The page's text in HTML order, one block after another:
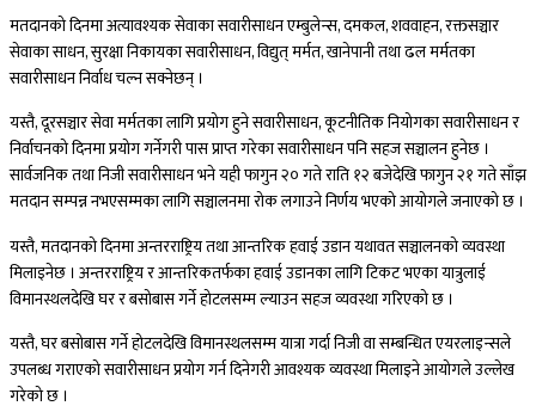
मतदानको दिनमा अत्यावश्यक सेवाका सवारीसाधन एम्बुलेन्स, दमकल, शववाहन, रक्तसञ्चार
सेवाका साधन, सुरक्षा निकायका सवारीसाधन, विद्युत् मर्मत, खानेपानी तथा ढल मर्मतका
सवारीसाधन निर्वाध चल्न सक्नेछन् ।
यस्तै, दूरसञ्चार सेवा मर्मतका लागि प्रयोग हुने सवारीसाधन, कूटनीतिक नियोगका सवारीसाधन र
निर्वाचनको दिनमा प्रयोग गर्नेगरी पास प्राप्त गरेका सवारीसाधन पनि सहज सञ्चालन हुनेछ ।
सार्वजनिक तथा निजी सवारीसाधन भने यही फागुन २० गते राति १२ बजेदेखि फागुन २१ गते साँझ
मतदान सम्पन्न नभएसम्मका लागि सञ्चालनमा रोक लगाउने निर्णय भएको आयोगले जनाएको छ ।
यस्तै, मतदानको दिनमा अन्तरराष्ट्रिय तथा आन्तरिक हवाई उडान यथावत सञ्चालनको व्यवस्था
मिलाइनेछ । अन्तरराष्ट्रिय र आन्तरिकतर्फका हवाई उडानका लागि टिकट भएका यात्रुलाई
विमानस्थलदेखि घर र बसोबास गर्ने होटलसम्म ल्याउन सहज व्यवस्था गरिएको छ ।
यस्तै, घर बसोबास गर्ने होटलदेखि विमानस्थलसम्म यात्रा गर्दा निजी वा सम्बन्धित एयरलाइन्सले
उपलब्ध गराएको सवारीसाधन प्रयोग गर्न दिनेगरी आवश्यक व्यवस्था मिलाइने आयोगले उल्लेख
गरेको छ ।